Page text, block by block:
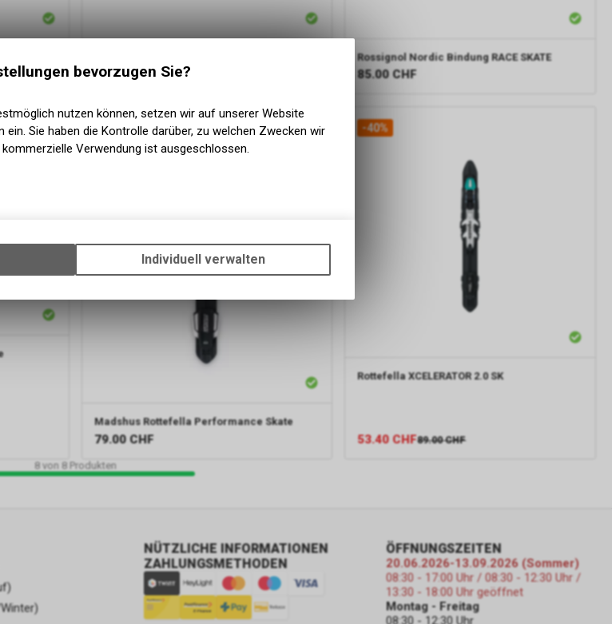
100.00 CHF
Rossignol Nordic Bindung RACE SKATE
85.00 CHF
Madshus Rottefella Performance Skate
79.00 CHF
-40%
Rottefella XCELERATOR 2.0 SK
53.40 CHF89.00 CHF
8von 8Produkten
NÜTZLICHE INFORMATIONEN
ZAHLUNGSMETHODEN
ÖFFNUNGSZEITEN
20.06.2026-13.09.2026 (Sommer)
08:30 - 17:00 Uhr / 08:30 - 12:30 Uhr /
13:30 - 18:00 Uhr geöffnet
Montag - Freitag
08:30 - 12:30 Uhr
bevorzugen Sie?
nutzen können, setzen wir auf unserer Website
ein. Sie haben die Kontrolle darüber, zu welchen Zwecken wir
Verwendung ist ausgeschlossen.
Funktionen unseres Online-Angebots, wie die
zu ermöglichen. Bitte beachten Sie, dass die
Individuell verwalten